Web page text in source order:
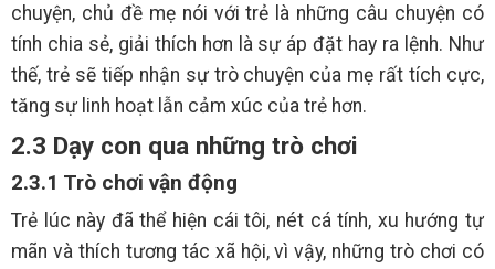
chuyện, chủ đề mẹ nói với trẻ là những câu chuyện có
tính chia sẻ, giải thích hơn là sự áp đặt hay ra lệnh. Như
thế, trẻ sẽ tiếp nhận sự trò chuyện của mẹ rất tích cực,
tăng sự linh hoạt lẫn cảm xúc của trẻ hơn.
2.3 Dạy con qua những trò chơi
2.3.1 Trò chơi vận động
Trẻ lúc này đã thể hiện cái tôi, nét cá tính, xu hướng tự
mãn và thích tương tác xã hội, vì vậy, những trò chơi có